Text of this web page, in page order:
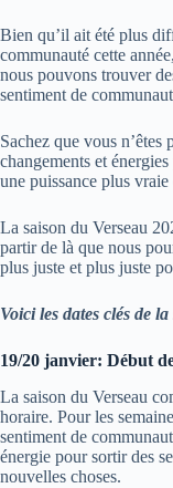
Bien qu’il ait été plus
communauté cette
nous pouvons trouver
sentiment de
Sachez que vous n’êtes
changements et
une puissance plus
La saison du Verseau
partir de là que nous
plus juste et plus juste
Voici les dates clés de
19/20 janvier: Début
La saison du Verseau
horaire. Pour les
sentiment de
énergie pour sortir des
nouvelles choses.